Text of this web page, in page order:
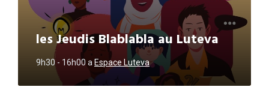
les Jeudis Blablabla au Luteva
9h30 - 16h00 a Espace Luteva